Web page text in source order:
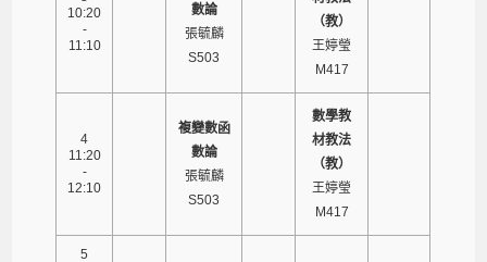
10:20
-
11:10
數論
張毓麟
S503
（教）
王婷瑩
M417
4
11:20
-
12:10
複變數函
數論
張毓麟
S503
數學教
材教法
（教）
王婷瑩
M417
5